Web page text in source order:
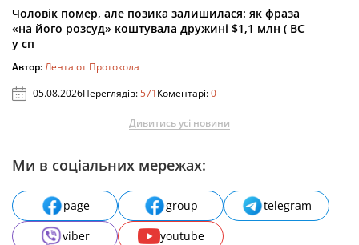
Чоловік помер, але позика залишилася: як фраза
«на його розсуд» коштувала дружині $1,1 млн ( ВС
у сп
Автор:Лента от Протокола
05.08.2026Переглядів:571Коментарі:0
Дивитись усі новини
Ми в соціальних мережах:
page group
telegram
viber
youtube